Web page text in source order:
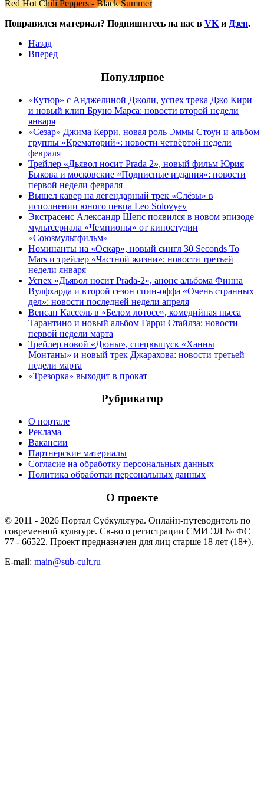
Red Hot Chili Peppers - Black Summer
Понравился материал? Подпишитесь на нас в VK и Дзен.
Назад
Вперед
Популярное
«Кутюр» с Анджелиной Джоли, успех трека Джо Кири
и новый клип Бруно Марса: новости второй недели
января
«Сезар» Джима Керри, новая роль Эммы Стоун и альбом
группы «Крематорий»: новости четвёртой недели
февраля
Трейлер «Дьявол носит Prada 2», новый фильм Юрия
Быкова и московские «Подписные издания»: новости
первой недели февраля
Вышел кавер на легендарный трек «Слёзы» в
исполнении юного певца Leo Solovyev
Экстрасенс Александр Шепс появился в новом эпизоде
мультсериала «Чемпионы» от киностудии
«Союзмультфильм»
Номинанты на «Оскар», новый сингл 30 Seconds To
Mars и трейлер «Частной жизни»: новости третьей
недели января
Успех «Дьявол носит Prada-2», анонс альбома Финна
Вулфхарда и второй сезон спин-оффа «Очень странных
дел»: новости последней недели апреля
Венсан Кассель в «Белом лотосе», комедийная пьеса
Тарантино и новый альбом Гарри Стайлза: новости
первой недели марта
Трейлер новой «Дюны», спецвыпуск «Ханны
Монтаны» и новый трек Джарахова: новости третьей
недели марта
«Трезорка» выходит в прокат
Рубрикатор
О портале
Реклама
Вакансии
Партнёрские материалы
Согласие на обработку персональных данных
Политика обработки персональных данных
О проекте
© 2011 - 2026 Портал Субкультура. Онлайн-путеводитель по
современной культуре. Св-во о регистрации СМИ ЭЛ № ФС
77 - 66522. Проект предназначен для лиц старше 18 лет (18+).
E-mail: main@sub-cult.ru